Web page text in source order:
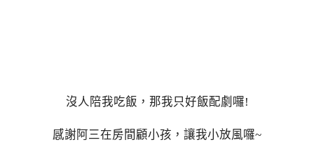
沒人陪我吃飯，那我只好飯配劇囉!
感謝阿三在房間顧小孩，讓我小放風囉~